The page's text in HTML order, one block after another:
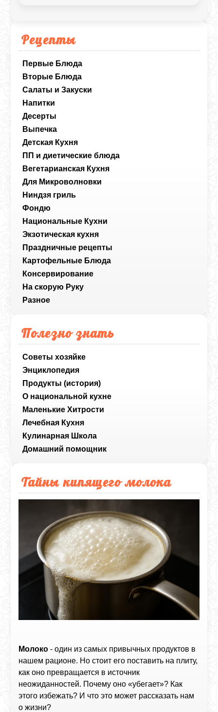
Рецепты
Первые Блюда
Вторые Блюда
Салаты и Закуски
Напитки
Десерты
Выпечка
Детская Кухня
ПП и диетические блюда
Вегетарианская Кухня
Для Микроволновки
Ниндзя гриль
Фондю
Национальные Кухни
Экзотическая кухня
Праздничные рецепты
Картофельные Блюда
Консервирование
На скорую Руку
Разное
Полезно знать
Советы хозяйке
Энциклопедия
Продукты (история)
О национальной кухне
Маленькие Хитрости
Лечебная Кухня
Кулинарная Школа
Домашний помощник
Тайны кипящего молока
Молоко - один из самых привычных продуктов в
нашем рационе. Но стоит его поставить на плиту,
как оно превращается в источник
неожиданностей. Почему оно «убегает»? Как
этого избежать? И что это может рассказать нам
о жизни?